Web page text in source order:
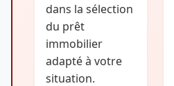
dans la sélection
du prêt
immobilier
adapté à votre
situation.